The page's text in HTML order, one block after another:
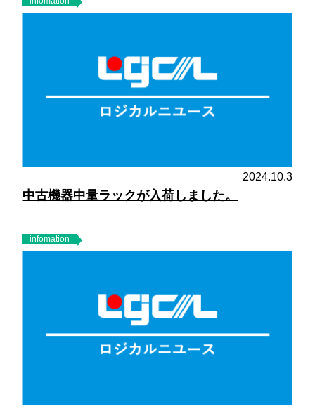
2024.10.3
中古機器中量ラックが入荷しました。
infomation